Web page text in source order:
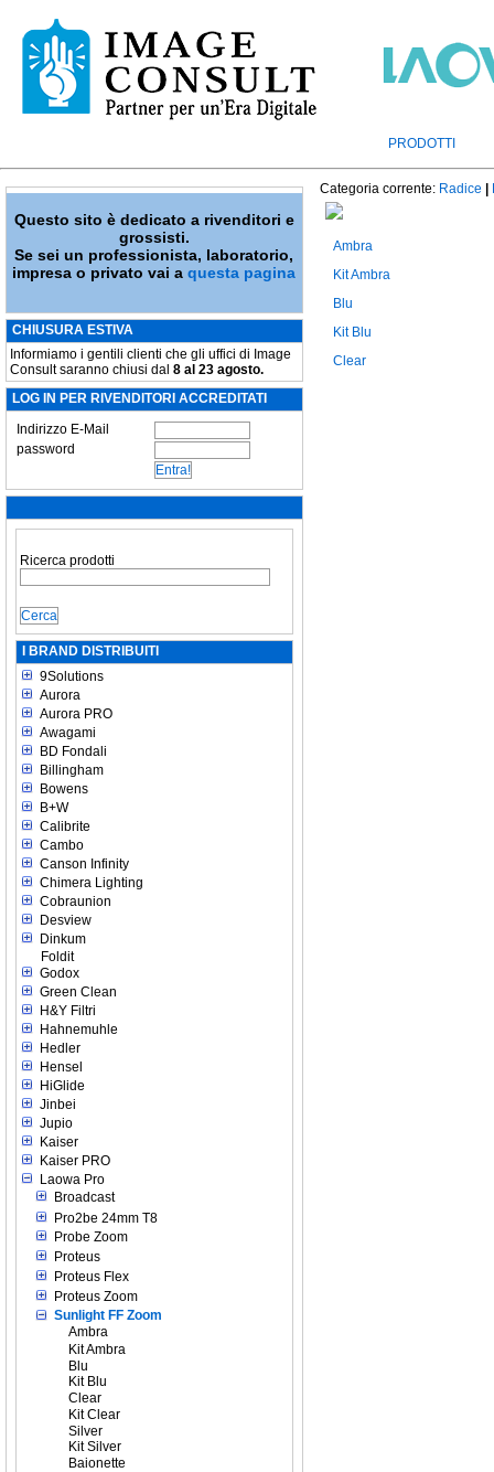
PRODOTTI
Questo sito è dedicato a rivenditori e
grossisti.
Se sei un professionista, laboratorio,
impresa o privato vai aquesta pagina
CHIUSURA ESTIVA
Informiamo i gentili clienti che gli uffici di Image
Consult saranno chiusi dal 8 al 23 agosto.
LOG IN PER RIVENDITORI ACCREDITATI
Indirizzo E-Mail
password
Ricerca prodotti
I BRAND DISTRIBUITI
9Solutions
Aurora
Aurora PRO
Awagami
BD Fondali
Billingham
Bowens
B+W
Calibrite
Cambo
Canson Infinity
Chimera Lighting
Cobraunion
Desview
Dinkum
Foldit
Godox
Green Clean
H&Y Filtri
Hahnemuhle
Hedler
Hensel
HiGlide
Jinbei
Jupio
Kaiser
Kaiser PRO
Laowa Pro
Broadcast
Pro2be 24mm T8
Probe Zoom
Proteus
Proteus Flex
Proteus Zoom
Sunlight FF Zoom
Ambra
Kit Ambra
Blu
Kit Blu
Clear
Kit Clear
Silver
Kit Silver
Baionette
Categoria corrente: Radice
Ambra
Kit Ambra
Blu
Kit Blu
Clear